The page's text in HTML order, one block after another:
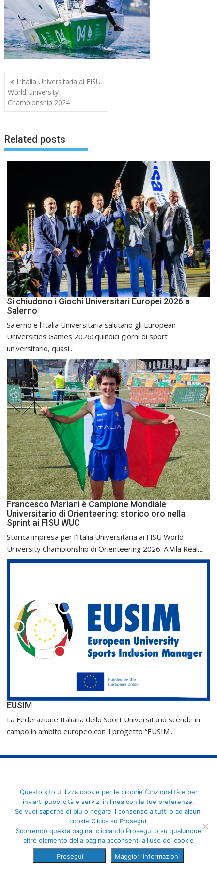
Navigazione
articoli
L’Italia Universitaria ai FISU
World University
Championship 2024
Related posts
Si chiudono i Giochi Universitari Europei 2026 a
Salerno
Salerno e l’Italia Universitaria salutano gli European
Universities Games 2026: quindici giorni di sport
universitario, quasi...
Francesco Mariani è Campione Mondiale
Universitario di Orienteering: storico oro nella
Sprint ai FISU WUC
Storica impresa per l’Italia Universitaria ai FISU World
University Championship di Orienteering 2026. A Vila Real,...
EUSIM
La Federazione Italiana dello Sport Universitario scende in
campo in ambito europeo con il progetto “EUSIM...
FederCUSI: Federazione Italiana dello Sport Universitario - Via
Angelo Brofferio, 7 - 00195 Roma - C.F. 80109270589
Questo sito utilizza cookie per le proprie funzionalità e per
inviarti pubblicità e servizi in linea con le tue preferenze.
Se vuoi saperne di più o negare il consenso a tutti o ad alcuni
cookie Clicca su Prosegui.
Scorrendo questa pagina, cliccando Prosegui o su qualunque
altro elemento della pagina acconsenti all'uso dei cookie
Prosegui Maggiori informazioni